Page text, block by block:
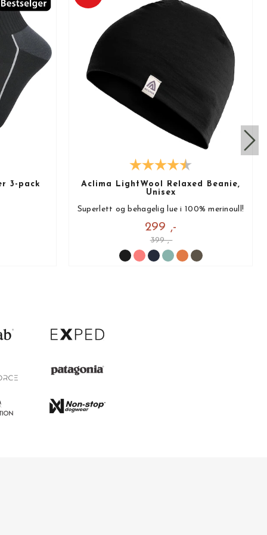
3-pack
Aclima LightWool Relaxed Beanie,
Unisex
Superlett og behagelig lue i 100% merinoull!
299 ,-
399 ,-